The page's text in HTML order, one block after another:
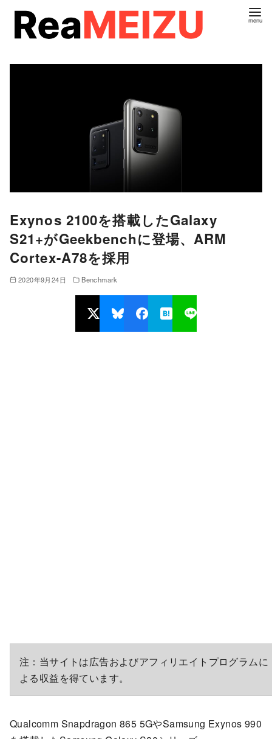
Exynos 2100を搭載したGalaxy
S21+がGeekbenchに登場、ARM
Cortex-A78を採用
2020年9月24日 Benchmark
注：当サイトは広告およびアフィリエイトプログラムに
よる収益を得ています。
Qualcomm Snapdragon 865 5GやSamsung Exynos 990